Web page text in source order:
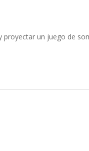
proyectar un juego de